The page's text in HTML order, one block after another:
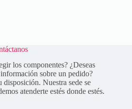
los componentes? ¿Deseas
sobre un pedido?
disposición. Nuestra sede se
atenderte estés donde estés.